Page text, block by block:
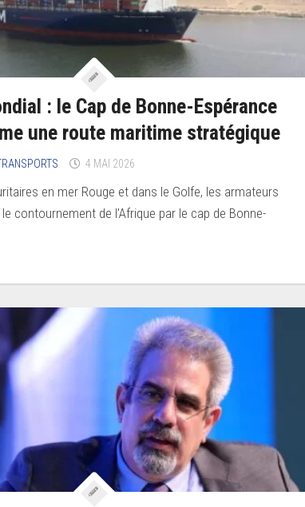
: le Cap de Bonne-Espérance
une route maritime stratégique
4 MAI 2026
en mer Rouge et dans le Golfe, les armateurs
contournement de l’Afrique par le cap de Bonne-